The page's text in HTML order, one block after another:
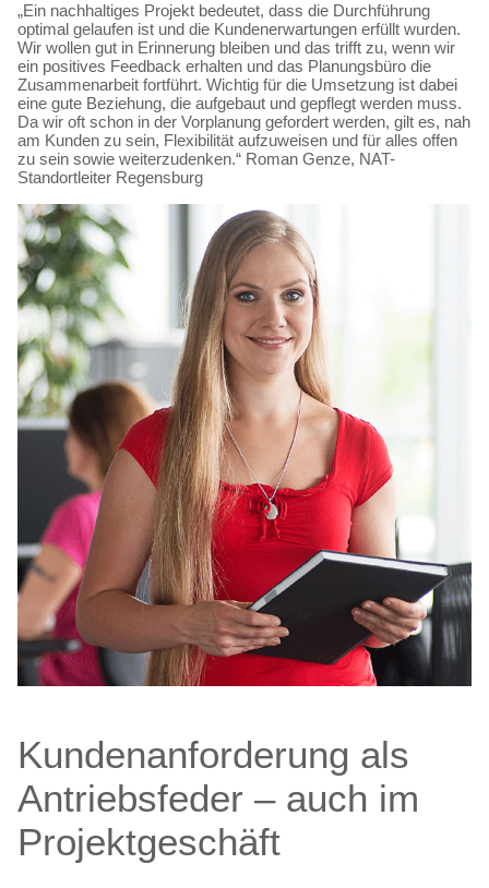
„Ein nachhaltiges Projekt bedeutet, dass die Durchführung
optimal gelaufen ist und die Kundenerwartungen erfüllt wurden.
Wir wollen gut in Erinnerung bleiben und das trifft zu, wenn wir
ein positives Feedback erhalten und das Planungsbüro die
Zusammenarbeit fortführt. Wichtig für die Umsetzung ist dabei
eine gute Beziehung, die aufgebaut und gepflegt werden muss.
Da wir oft schon in der Vorplanung gefordert werden, gilt es, nah
am Kunden zu sein, Flexibilität aufzuweisen und für alles offen
zu sein sowie weiterzudenken.“ Roman Genze, NAT-
Standortleiter Regensburg
Kundenanforderung als
Antriebsfeder – auch im
Projektgeschäft